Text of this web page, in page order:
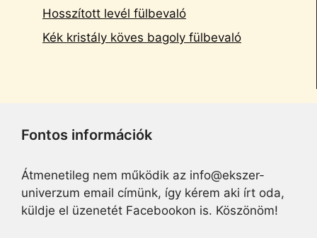
Hosszított levél fülbevaló
Kék kristály köves bagoly fülbevaló
Fontos információk
Átmenetileg nem működik az info@ekszer-
univerzum email címünk, így kérem aki írt oda,
küldje el üzenetét Facebookon is. Köszönöm!